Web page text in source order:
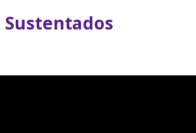
Sustentados